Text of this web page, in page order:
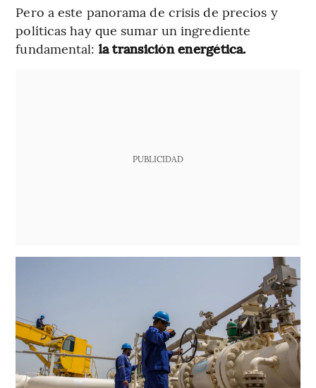
Pero a este panorama de crisis de precios y
políticas hay que sumar un ingrediente
fundamental: la transición energética.
PUBLICIDAD